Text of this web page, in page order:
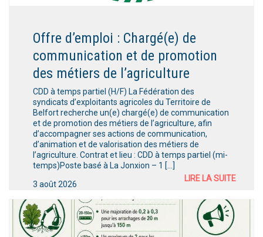
Offre d’emploi : Chargé(e) de
communication et de promotion
des métiers de l’agriculture
CDD à temps partiel (H/F) La Fédération des
syndicats d’exploitants agricoles du Territoire de
Belfort recherche un(e) chargé(e) de communication
et de promotion des métiers de l’agriculture, afin
d’accompagner ses actions de communication,
d’animation et de valorisation des métiers de
l’agriculture. Contrat et lieu : CDD à temps partiel (mi-
temps)Poste basé à La Jonxion – 1 […]
3 août 2026
LIRE LA SUITE